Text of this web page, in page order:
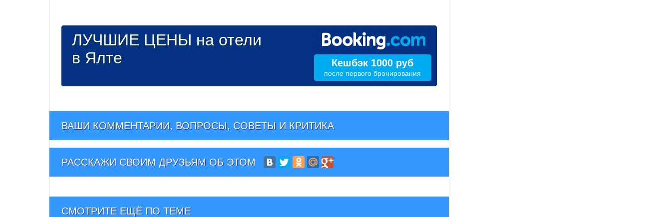
ЛУЧШИЕ ЦЕНЫ на отели
в Ялте
Кешбэк 1000 руб
после первого бронирования
ВАШИ КОММЕНТАРИИ, ВОПРОСЫ, СОВЕТЫ И КРИТИКА
РАССКАЖИ СВОИМ ДРУЗЬЯМ ОБ ЭТОМ
СМОТРИТЕ ЕЩЁ ПО ТЕМЕ